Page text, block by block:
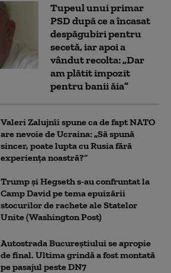
Tupeul unui primar
PSD după ce a încasat
despăgubiri pentru
secetă, iar apoi a
vândut recolta: „Dar
am plătit impozit
pentru banii ăia”
Valeri Zalujnîi spune ca de fapt NATO
are nevoie de Ucraina: „Să spună
sincer, poate lupta cu Rusia fără
experiența noastră?”
Trump şi Hegseth s-au confruntat la
Camp David pe tema epuizării
stocurilor de rachete ale Statelor
Unite (Washington Post)
Autostrada Bucureștiului se apropie
de final. Ultima grindă a fost montată
pe pasajul peste DN7